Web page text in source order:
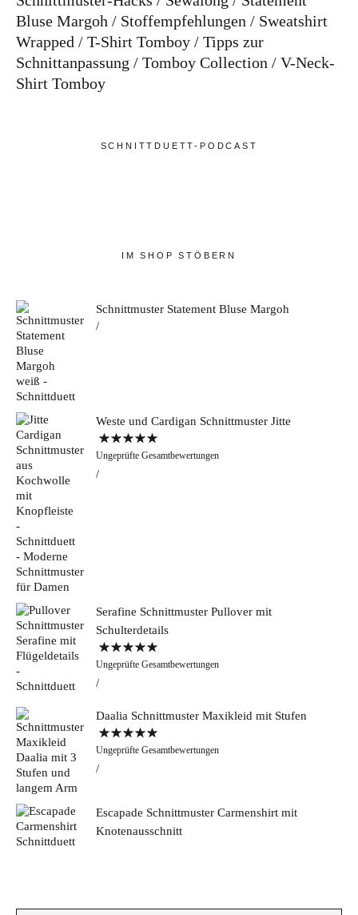
Bluse Margoh
Stoffempfehlungen
Sweatshirt
Wrapped
T-Shirt Tomboy
Tipps zur
Schnittanpassung
Tomboy Collection
V-Neck-
Shirt Tomboy
SCHNITTDUETT-PODCAST
IM SHOP STÖBERN
Schnittmuster Statement Bluse Margoh
Weste und Cardigan Schnittmuster Jitte
Bewertet mit
5.00von 5
Ungeprüfte Gesamtbewertungen
Serafine Schnittmuster Pullover mit
Schulterdetails
Bewertet mit
5.00von 5
Ungeprüfte Gesamtbewertungen
Daalia Schnittmuster Maxikleid mit Stufen
Bewertet mit
5.00von 5
Ungeprüfte Gesamtbewertungen
Escapade Schnittmuster Carmenshirt mit
Knotenausschnitt